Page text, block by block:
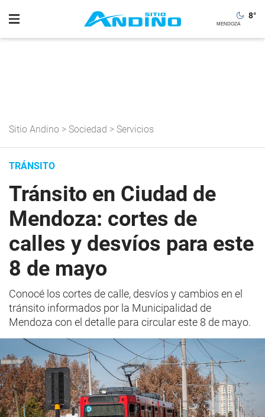
8°
Sitio Andino > Sociedad > Servicios
TRÁNSITO
Tránsito en Ciudad de
Mendoza: cortes de
calles y desvíos para este
8 de mayo
Conocé los cortes de calle, desvíos y cambios en el
tránsito informados por la Municipalidad de
Mendoza con el detalle para circular este 8 de mayo.